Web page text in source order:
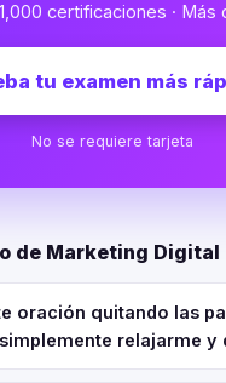
certificaciones · Más
tu examen más
No se requiere tarjeta
de Marketing Digital
oración quitando las
relajarme y